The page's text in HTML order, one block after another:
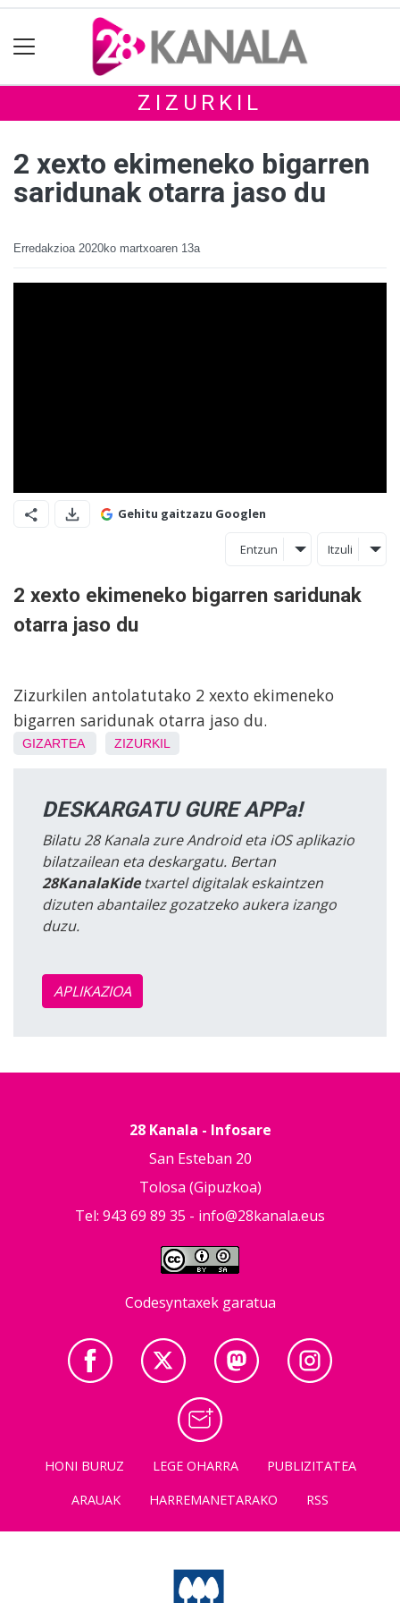
ZIZURKIL
2 xexto ekimeneko bigarren
saridunak otarra jaso du
Erredakzioa 2020ko martxoaren 13a
Gehitu gaitzazu Googlen
Entzun Itzuli
2 xexto ekimeneko bigarren saridunak
otarra jaso du
Zizurkilen antolatutako 2 xexto ekimeneko
bigarren saridunak otarra jaso du.
GIZARTEA ZIZURKIL
DESKARGATU GURE APPa!
Bilatu 28 Kanala zure Android eta iOS aplikazio
bilatzailean eta deskargatu. Bertan
28KanalaKidetxartel digitalak eskaintzen
dizuten abantailez gozatzeko aukera izango
duzu.
APLIKAZIOA
28 Kanala - Infosare
San Esteban 20
Tolosa (Gipuzkoa)
Tel: 943 69 89 35 - info@28kanala.eus
Codesyntaxek garatua
HONI BURUZ LEGE OHARRA
PUBLIZITATEA
ARAUAK
HARREMANETARAKO RSS